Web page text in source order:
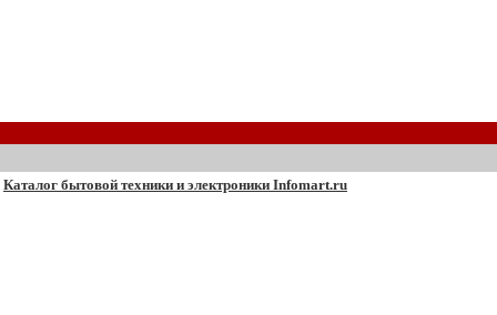
Каталог бытовой техники и электроники Infomart.ru